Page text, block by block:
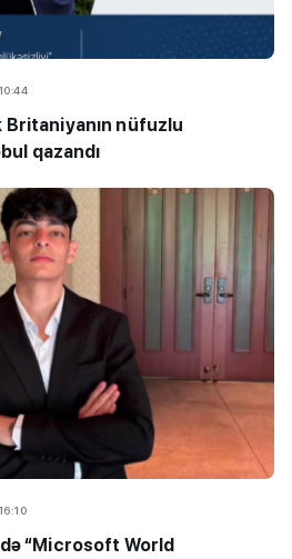
Britaniyanın nüfuzlu
qazandı
“Microsoft World